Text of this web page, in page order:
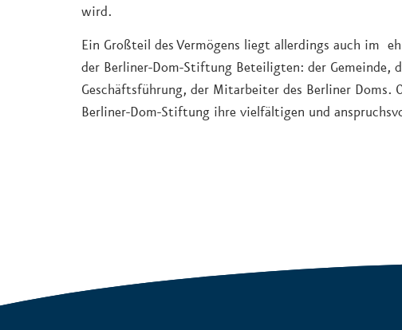
wird.
Ein Großteil des Vermögens liegt allerdings auch im
der Berliner-Dom-Stiftung Beteiligten: der Gemeinde,
Geschäftsführung, der Mitarbeiter des Berliner Doms.
Berliner-Dom-Stiftung ihre vielfältigen und